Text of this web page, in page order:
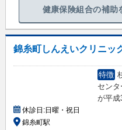
健康保険組合の補助
錦糸町しんえいクリニッ
特徴
センタ
が平成
休診日:日曜・祝日
錦糸町駅